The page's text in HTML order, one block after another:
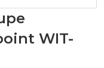
WIT-